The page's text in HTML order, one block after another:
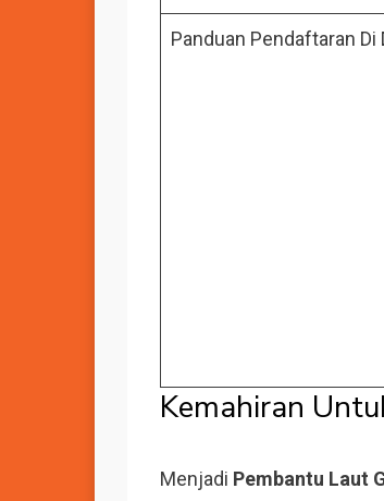
Panduan Pendaftaran Di
Kemahiran
Menjadi Pembantu Laut